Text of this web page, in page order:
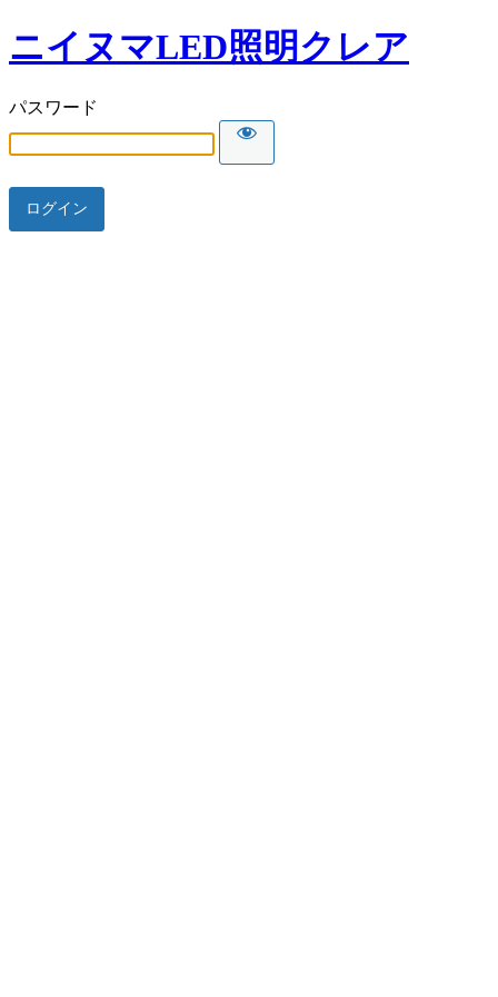
ニイヌマLED照明クレア
パスワード